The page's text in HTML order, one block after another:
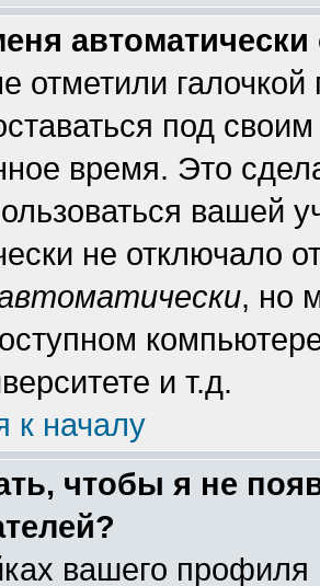
автоматически
отметили галочкой
под
время. Это
вашей
не отключало
, но
и т.д.
к началу
чтобы я не
вашего